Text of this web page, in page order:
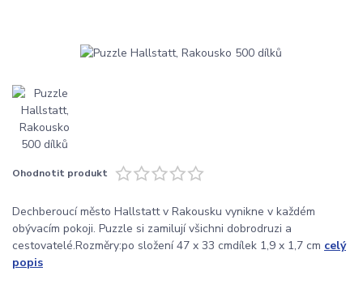
Ohodnotit produkt
Dechberoucí město Hallstatt v Rakousku vynikne v každém
obývacím pokoji. Puzzle si zamilují všichni dobrodruzi a
cestovatelé.Rozměry:po složení 47 x 33 cmdílek 1,9 x 1,7 cm celý
popis